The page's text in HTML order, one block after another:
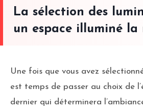
La sélection des
un espace illuminé la
Une fois que vous avez
est temps de passer au choix de
dernier qui déterminera